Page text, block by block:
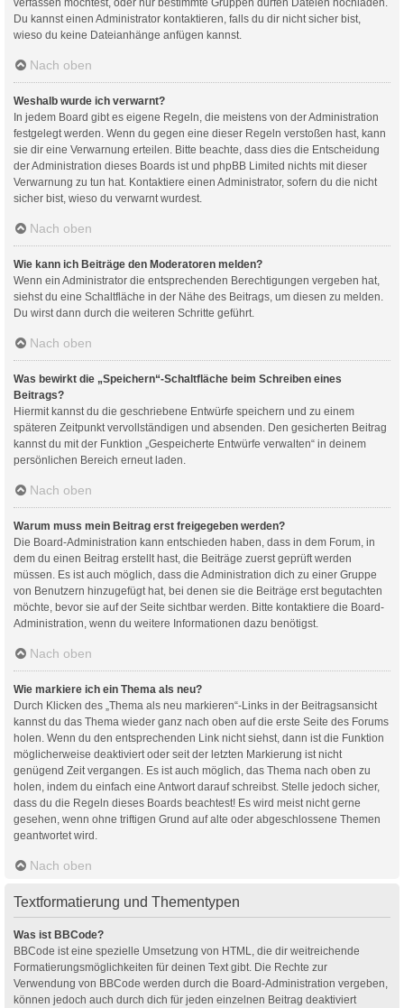
verfassen möchtest, oder nur bestimmte Gruppen dürfen Dateien hochladen.
Du kannst einen Administrator kontaktieren, falls du dir nicht sicher bist,
wieso du keine Dateianhänge anfügen kannst.
Nach oben
Weshalb wurde ich verwarnt?
In jedem Board gibt es eigene Regeln, die meistens von der Administration
festgelegt werden. Wenn du gegen eine dieser Regeln verstoßen hast, kann
sie dir eine Verwarnung erteilen. Bitte beachte, dass dies die Entscheidung
der Administration dieses Boards ist und phpBB Limited nichts mit dieser
Verwarnung zu tun hat. Kontaktiere einen Administrator, sofern du die nicht
sicher bist, wieso du verwarnt wurdest.
Nach oben
Wie kann ich Beiträge den Moderatoren melden?
Wenn ein Administrator die entsprechenden Berechtigungen vergeben hat,
siehst du eine Schaltfläche in der Nähe des Beitrags, um diesen zu melden.
Du wirst dann durch die weiteren Schritte geführt.
Nach oben
Was bewirkt die „Speichern“-Schaltfläche beim Schreiben eines
Beitrags?
Hiermit kannst du die geschriebene Entwürfe speichern und zu einem
späteren Zeitpunkt vervollständigen und absenden. Den gesicherten Beitrag
kannst du mit der Funktion „Gespeicherte Entwürfe verwalten“ in deinem
persönlichen Bereich erneut laden.
Nach oben
Warum muss mein Beitrag erst freigegeben werden?
Die Board-Administration kann entschieden haben, dass in dem Forum, in
dem du einen Beitrag erstellt hast, die Beiträge zuerst geprüft werden
müssen. Es ist auch möglich, dass die Administration dich zu einer Gruppe
von Benutzern hinzugefügt hat, bei denen sie die Beiträge erst begutachten
möchte, bevor sie auf der Seite sichtbar werden. Bitte kontaktiere die Board-
Administration, wenn du weitere Informationen dazu benötigst.
Nach oben
Wie markiere ich ein Thema als neu?
Durch Klicken des „Thema als neu markieren“-Links in der Beitragsansicht
kannst du das Thema wieder ganz nach oben auf die erste Seite des Forums
holen. Wenn du den entsprechenden Link nicht siehst, dann ist die Funktion
möglicherweise deaktiviert oder seit der letzten Markierung ist nicht
genügend Zeit vergangen. Es ist auch möglich, das Thema nach oben zu
holen, indem du einfach eine Antwort darauf schreibst. Stelle jedoch sicher,
dass du die Regeln dieses Boards beachtest! Es wird meist nicht gerne
gesehen, wenn ohne triftigen Grund auf alte oder abgeschlossene Themen
geantwortet wird.
Nach oben
Textformatierung und Thementypen
Was ist BBCode?
BBCode ist eine spezielle Umsetzung von HTML, die dir weitreichende
Formatierungsmöglichkeiten für deinen Text gibt. Die Rechte zur
Verwendung von BBCode werden durch die Board-Administration vergeben,
können jedoch auch durch dich für jeden einzelnen Beitrag deaktiviert